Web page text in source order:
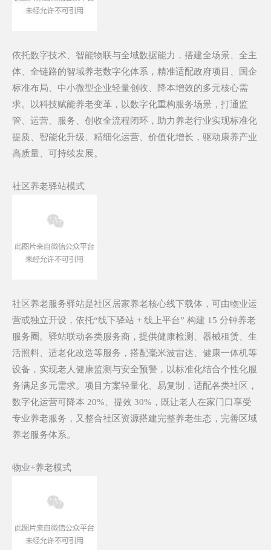
依托数字技术、智能物联与全域数据能力，搭建全场景、全主
体、全链路的智域养老数字化体系，精准适配政府项目、国企
标准布局、中小微型企业轻量创收、降本增效的多元核心需
求。以科技赋能养老变革，以数字化重构服务场景，打通监
管、运营、服务、创收全流程闭环，助力养老行业实现标准化
提质、智能化升级、精细化运营、价值化增长，驱动康养产业
高质量、可持续发展。
社区养老驿站模式
社区养老服务驿站是社区居家养老核心线下载体，可由物业运
营或独立开设，依托“线下驿站 + 线上平台” 构建 15 分钟养老
服务圈。驿站联动各类服务商，提供健康检测、器械租赁、生
活照料、适老化改造等服务，搭配毫米波雷达、健康一体机等
设备，实现老人健康监测与安全预警，以标准化结合个性化服
务满足多元需求。项目方案轻量化、易复制，适配各类社区，
数字化运营可降本 20% 、提效 30% ，既让老人在家门口享受
专业养老服务，又整合社区资源搭建完整养老生态，完善区域
养老服务体系。
物业+养老模式